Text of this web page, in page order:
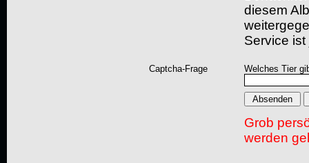
diesem
Service
Captcha-Frage Welches Tier
Grob
werden